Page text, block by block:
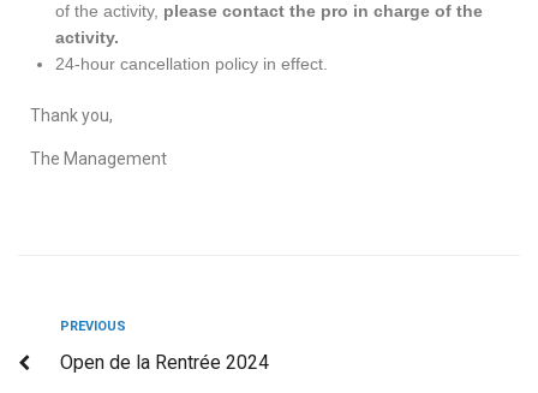
of the activity, please contact the pro in charge of the
activity.
24-hour cancellation policy in effect.
Thank you,
The Management
PREVIOUS
Open de la Rentrée 2024